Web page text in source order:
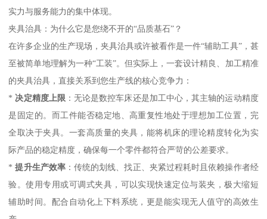
实力与服务能力的集中体现。
夹具治具：为什么它是您绕不开的“品质基石”？
在许多企业的生产现场，夹具治具或许被看作是一件“辅助工具”，甚
至被简单地理解为一种“工装”。但实际上，一套设计精良、加工精准
的夹具治具，直接关系到您生产线的核心竞争力：
*决定精度上限：无论是数控车床还是加工中心，其主轴的运动精度
是固定的。而工件能否稳定地、高重复性地处于理想加工位置，完
全取决于夹具。一套高质量的夹具，能将机床的理论精度转化为实
际产品的稳定精度，确保每一个零件都符合严苛的公差要求。
*提升生产效率：传统的划线、找正、夹紧过程耗时且依赖操作者经
验。使用专用或可调式夹具，可以实现快速定位与装夹，极大缩短
辅助时间。配合自动化上下料系统，更是能实现无人值守的高效生